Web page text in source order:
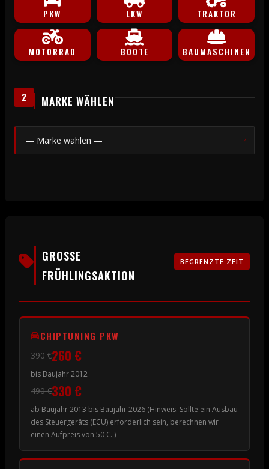
PKW LKW TRAKTOR
MOTORRAD BOOTE BAUMASCHINEN
2 MARKE WÄHLEN
?
GROSSE
FRÜHLINGSAKTION
BEGRENZTE ZEIT
CHIPTUNING PKW
390 €260 €
bis Baujahr 2012
490 €330 €
ab Baujahr 2013 bis Baujahr 2026 (Hinweis: Sollte ein Ausbau
des Steuergeräts (ECU) erforderlich sein, berechnen wir
einen Aufpreis von 50 €. )